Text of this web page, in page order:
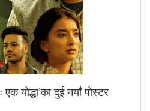
योद्धा’का दुई नयाँ पोस्टर